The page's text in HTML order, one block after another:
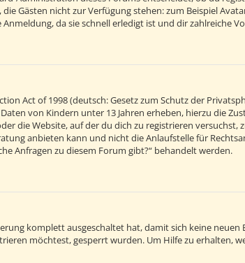
Gästen nicht zur Verfügung stehen: zum Beispiel
da sie schnell erledigt ist und dir zahlreiche
Act of 1998 (deutsch: Gesetz zum Schutz der
von Kindern unter 13 Jahren erheben, hierzu die
die Website, auf der du dich zu registrieren
anbieten kann und nicht die Anlaufstelle für
Anfragen zu diesem Forum gibt?“ behandelt werden.
komplett ausgeschaltet hat, damit sich keine
möchtest, gesperrt wurden. Um Hilfe zu erhalten,